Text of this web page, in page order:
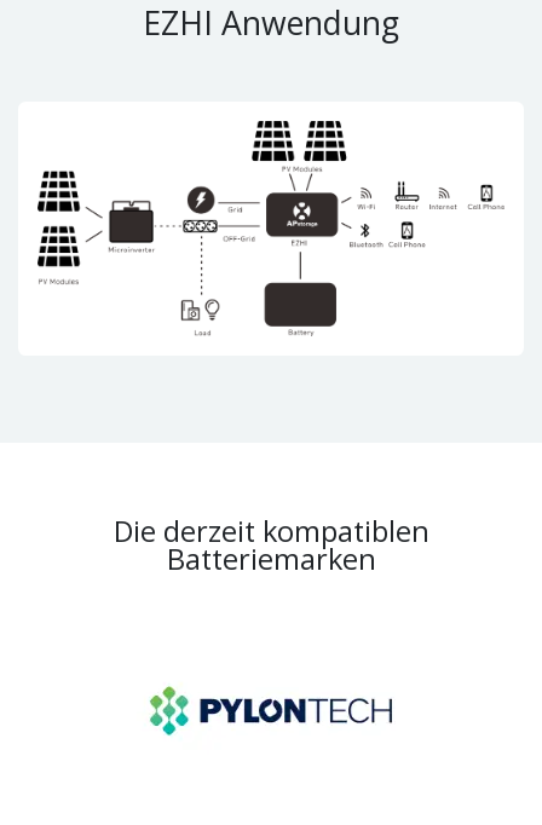
EZHI Anwendung
Die derzeit kompatiblen
Batteriemarken